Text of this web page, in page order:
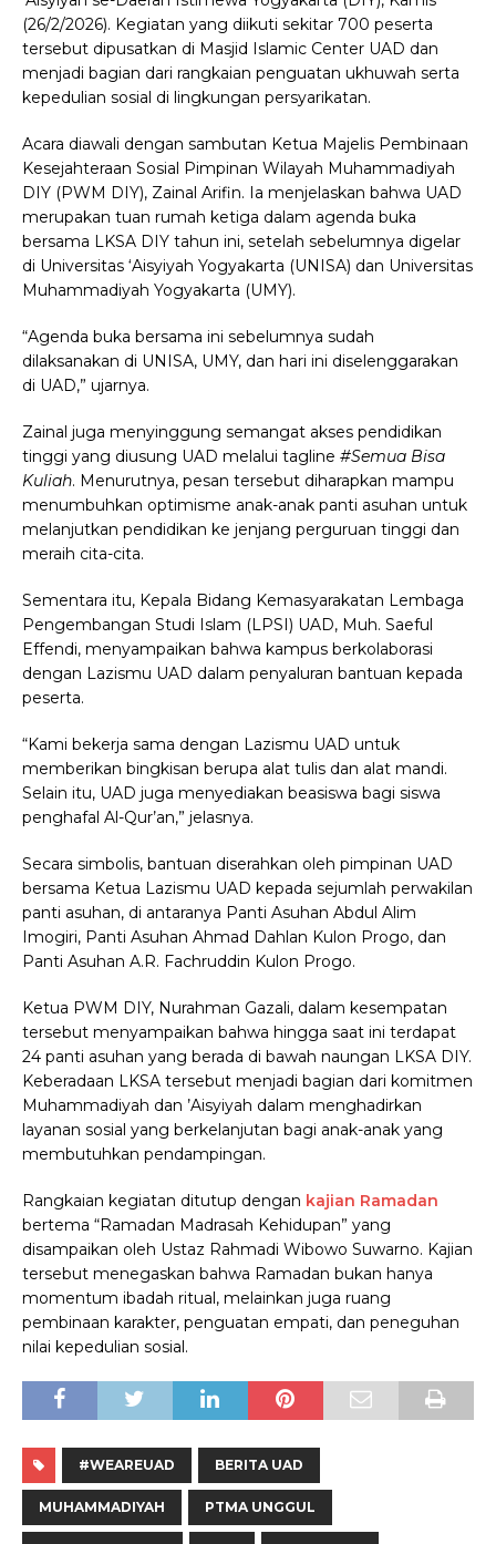
(26/2/2026). Kegiatan yang diikuti sekitar 700 peserta
tersebut dipusatkan di Masjid Islamic Center UAD dan
menjadi bagian dari rangkaian penguatan ukhuwah serta
kepedulian sosial di lingkungan persyarikatan.
Acara diawali dengan sambutan Ketua Majelis Pembinaan
Kesejahteraan Sosial Pimpinan Wilayah Muhammadiyah
DIY (PWM DIY), Zainal Arifin. Ia menjelaskan bahwa UAD
merupakan tuan rumah ketiga dalam agenda buka
bersama LKSA DIY tahun ini, setelah sebelumnya digelar
di Universitas ‘Aisyiyah Yogyakarta (UNISA) dan Universitas
Muhammadiyah Yogyakarta (UMY).
“Agenda buka bersama ini sebelumnya sudah
dilaksanakan di UNISA, UMY, dan hari ini diselenggarakan
di UAD,” ujarnya.
Zainal juga menyinggung semangat akses pendidikan
tinggi yang diusung UAD melalui tagline #Semua Bisa
Kuliah. Menurutnya, pesan tersebut diharapkan mampu
menumbuhkan optimisme anak-anak panti asuhan untuk
melanjutkan pendidikan ke jenjang perguruan tinggi dan
meraih cita-cita.
Sementara itu, Kepala Bidang Kemasyarakatan Lembaga
Pengembangan Studi Islam (LPSI) UAD, Muh. Saeful
Effendi, menyampaikan bahwa kampus berkolaborasi
dengan Lazismu UAD dalam penyaluran bantuan kepada
peserta.
“Kami bekerja sama dengan Lazismu UAD untuk
memberikan bingkisan berupa alat tulis dan alat mandi.
Selain itu, UAD juga menyediakan beasiswa bagi siswa
penghafal Al-Qur’an,” jelasnya.
Secara simbolis, bantuan diserahkan oleh pimpinan UAD
bersama Ketua Lazismu UAD kepada sejumlah perwakilan
panti asuhan, di antaranya Panti Asuhan Abdul Alim
Imogiri, Panti Asuhan Ahmad Dahlan Kulon Progo, dan
Panti Asuhan A.R. Fachruddin Kulon Progo.
Ketua PWM DIY, Nurahman Gazali, dalam kesempatan
tersebut menyampaikan bahwa hingga saat ini terdapat
24 panti asuhan yang berada di bawah naungan LKSA DIY.
Keberadaan LKSA tersebut menjadi bagian dari komitmen
Muhammadiyah dan ’Aisyiyah dalam menghadirkan
layanan sosial yang berkelanjutan bagi anak-anak yang
membutuhkan pendampingan.
Rangkaian kegiatan ditutup dengan kajian Ramadan
bertema “Ramadan Madrasah Kehidupan” yang
disampaikan oleh Ustaz Rahmadi Wibowo Suwarno. Kajian
tersebut menegaskan bahwa Ramadan bukan hanya
momentum ibadah ritual, melainkan juga ruang
pembinaan karakter, penguatan empati, dan peneguhan
nilai kepedulian sosial.
#WEAREUAD BERITA UAD
MUHAMMADIYAH PTMA UNGGUL